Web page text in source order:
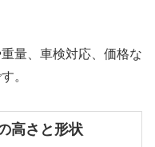
量、車検対応、価格な
。
高さと形状